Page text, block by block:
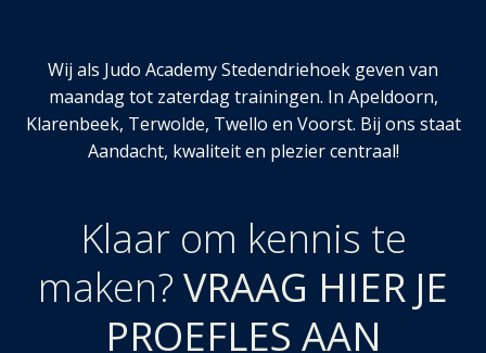
Wij als Judo Academy Stedendriehoek geven van
maandag tot zaterdag trainingen. In Apeldoorn,
Klarenbeek, Terwolde, Twello en Voorst. Bij ons staat
Aandacht, kwaliteit en plezier centraal!
Klaar om kennis te
maken? VRAAG HIER JE
PROEFLES AAN